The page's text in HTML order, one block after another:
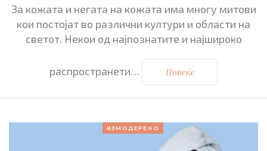
За кожата и негата на кожата има многу митови
кои постојат во различни култури и области на
светот. Некои од најпознатите и најшироко
распространети… Повеќе
ИЗМОДЕРЕНО